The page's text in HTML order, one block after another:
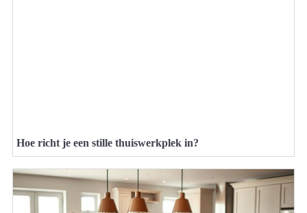
Hoe richt je een stille thuiswerkplek in?